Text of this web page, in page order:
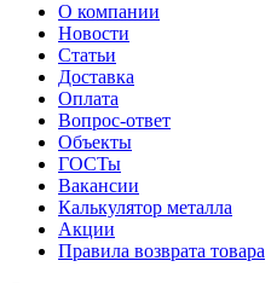
О компании
Новости
Статьи
Доставка
Оплата
Вопрос-ответ
Объекты
ГОСТы
Вакансии
Калькулятор металла
Акции
Правила возврата товара